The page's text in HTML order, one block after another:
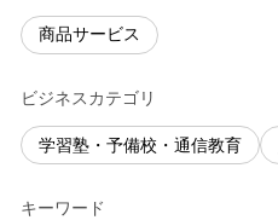
商品サービス
ビジネスカテゴリ
学習塾・予備校・通信教育
キーワード